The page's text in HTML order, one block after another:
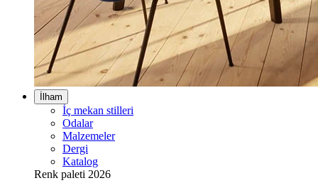
İlham
İç mekan stilleri
Odalar
Malzemeler
Dergi
Katalog
Renk paleti 2026